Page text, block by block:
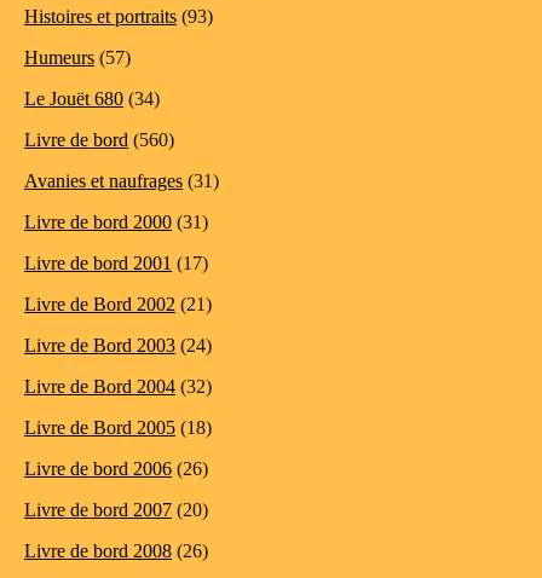
Histoires et portraits (93)
Humeurs (57)
Le Jouët 680 (34)
Livre de bord (560)
Avanies et naufrages (31)
Livre de bord 2000 (31)
Livre de bord 2001 (17)
Livre de Bord 2002 (21)
Livre de Bord 2003 (24)
Livre de Bord 2004 (32)
Livre de Bord 2005 (18)
Livre de bord 2006 (26)
Livre de bord 2007 (20)
Livre de bord 2008 (26)